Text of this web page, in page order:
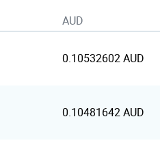
AUD
0.10532602 AUD
0.10481642 AUD